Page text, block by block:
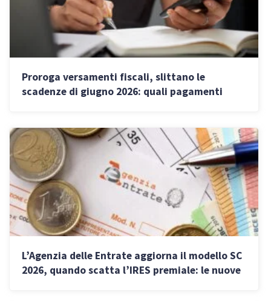
Proroga versamenti fiscali, slittano le
scadenze di giugno 2026: quali pagamenti
L’Agenzia delle Entrate aggiorna il modello SC
2026, quando scatta l’IRES premiale: le nuove